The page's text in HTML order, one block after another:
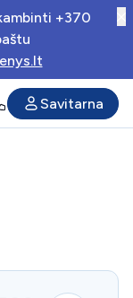
+370
Savitarna